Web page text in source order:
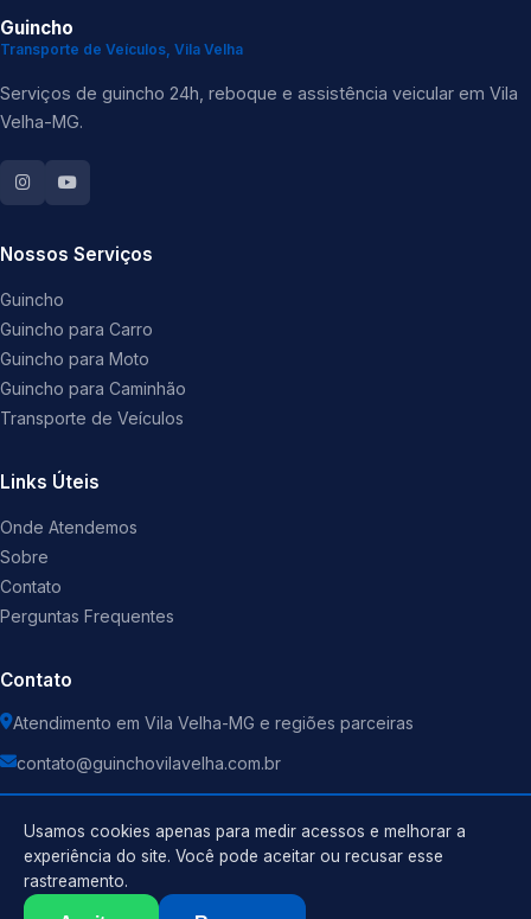
Guincho
Transporte de Veículos, Vila Velha
Serviços de guincho 24h, reboque e assistência veicular em Vila
Velha-MG.
Nossos Serviços
Guincho
Guincho para Carro
Guincho para Moto
Guincho para Caminhão
Transporte de Veículos
Links Úteis
Onde Atendemos
Sobre
Contato
Perguntas Frequentes
Contato
Atendimento em Vila Velha-MG e regiões parceiras
contato@guinchovilavelha.com.br
Guincho . Todos os direitos reservados.
Usamos cookies apenas para medir acessos e melhorar a
experiência do site. Você pode aceitar ou recusar esse
rastreamento.